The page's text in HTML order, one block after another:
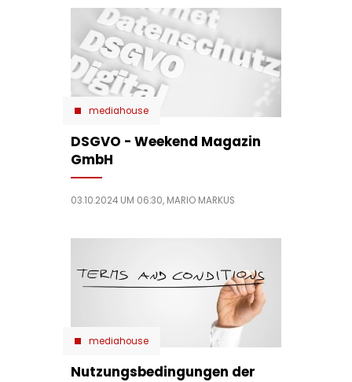
mediahouse
DSGVO - Weekend Magazin
GmbH
03.10.2024 UM 06:30, MARIO MARKUS
mediahouse
Nutzungsbedingungen der